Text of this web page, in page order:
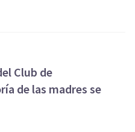
Club de
de las madres se